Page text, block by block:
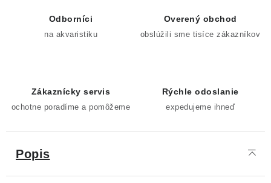
Odborníci
na akvaristiku
Overený obchod
obslúžili sme tisíce zákazníkov
Zákaznícky servis
ochotne poradíme a pomôžeme
Rýchle odoslanie
expedujeme ihneď
Popis